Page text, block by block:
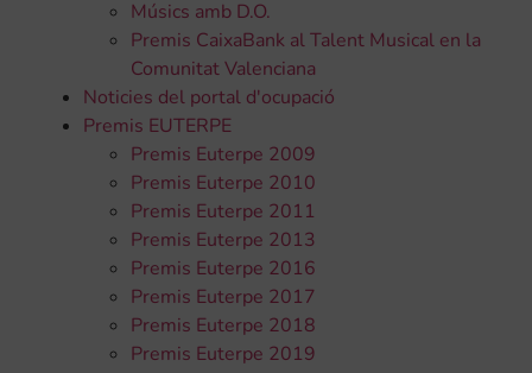
Músics amb D.O.
Premis CaixaBank al Talent Musical en la
Comunitat Valenciana
Noticies del portal d'ocupació
Premis EUTERPE
Premis Euterpe 2009
Premis Euterpe 2010
Premis Euterpe 2011
Premis Euterpe 2013
Premis Euterpe 2016
Premis Euterpe 2017
Premis Euterpe 2018
Premis Euterpe 2019